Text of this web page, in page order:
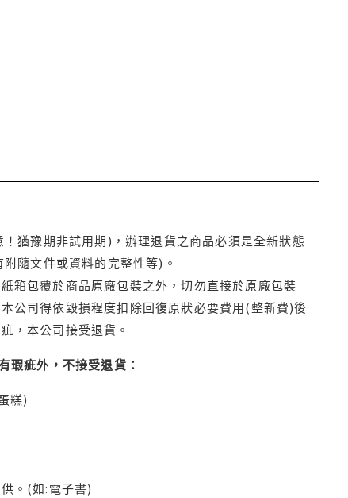
猶豫期非試用期)，辦理退貨之商品必須是全新狀態
隨文件或資料的完整性等)。
箱包覆於商品原廠包裝之外，切勿直接於原廠包裝
公司得依毀損程度扣除回復原狀必要費用(整新費)後
，本公司接受退貨。
瑕疵外，不接受退貨：
糕)
。(如:電子書)